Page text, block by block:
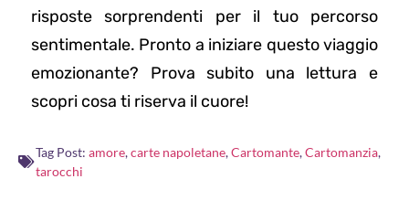
risposte sorprendenti per il tuo percorso
sentimentale. Pronto a iniziare questo viaggio
emozionante? Prova subito una lettura e
scopri cosa ti riserva il cuore!
Tag Post: amore,carte napoletane,Cartomante,Cartomanzia,
tarocchi